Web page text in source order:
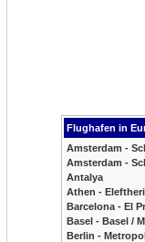
Flughafen in
Amsterdam -
Amsterdam -
Antalya
Athen -
Barcelona - El
Basel - Basel /
Berlin -